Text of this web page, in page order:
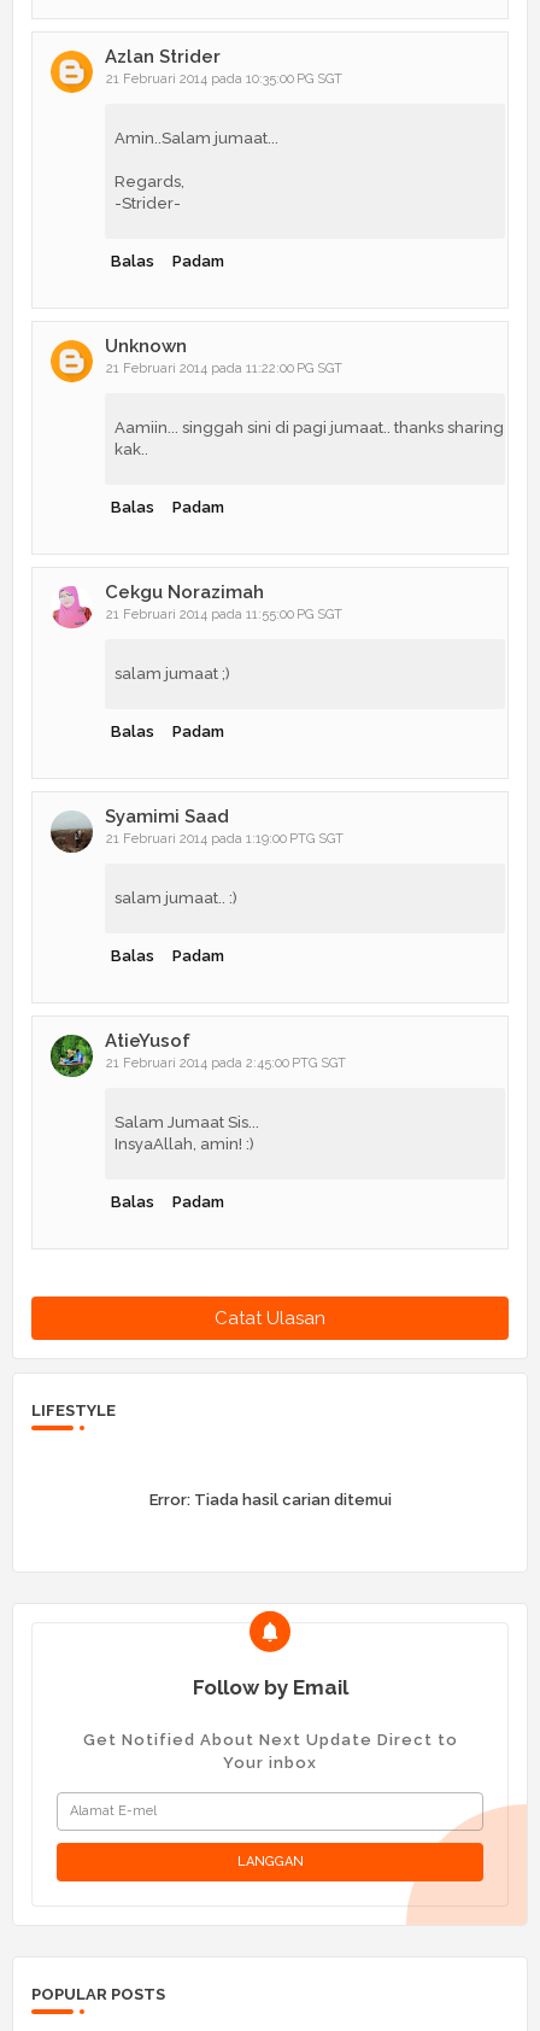
Azlan Strider
21 Februari 2014 pada 10:35:00 PG SGT
Amin..Salam jumaat...
Regards,
-Strider-
Balas Padam
Unknown
21 Februari 2014 pada 11:22:00 PG SGT
Aamiin... singgah sini di pagi jumaat.. thanks sharing
kak..
Balas Padam
Cekgu Norazimah
21 Februari 2014 pada 11:55:00 PG SGT
salam jumaat ;)
Balas Padam
Syamimi Saad
21 Februari 2014 pada 1:19:00 PTG SGT
salam jumaat.. :)
Balas Padam
AtieYusof
21 Februari 2014 pada 2:45:00 PTG SGT
Salam Jumaat Sis...
InsyaAllah, amin! :)
Balas Padam
Catat Ulasan
LIFESTYLE
Error:Tiada hasil carian ditemui
Follow by Email
Get Notified About Next Update Direct to
Your inbox
POPULAR POSTS